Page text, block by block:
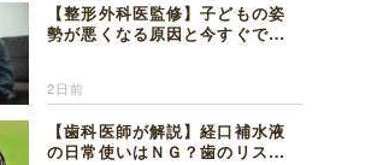
【整形外科医監修】子どもの姿
勢が悪くなる原因と今すぐでき
2日前
【歯科医師が解説】経口補水液
の日常使いはＮＧ？歯のリスク